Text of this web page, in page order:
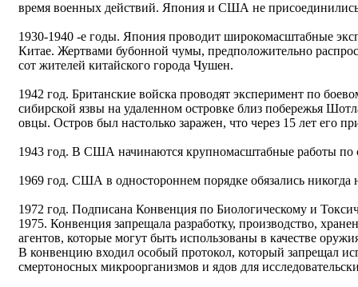
время военных действий. Япония и США не
1930-1940 -е годы. Япония проводит широкомасштабные
Китае. Жертвами бубонной чумы, предположительно
сот жителей китайского города Чушен.
1942 год. Британские войска проводят эксперимент по
сибирской язвы на удаленном островке близ побережья
овцы. Остров был настолько заражен, что через 15 лет его
1943 год. В США начинаются крупномасштабные работы по
1969 год. США в одностороннем порядке обязались никогда
1972 год. Подписана Конвенция по Биологическому и
1975. Конвенция запрещала разработку, производство,
агентов, которые могут быть использованы в качестве
В конвенцию входил особый протокол, который запрещал
смертоносных микроорганизмов и ядов для